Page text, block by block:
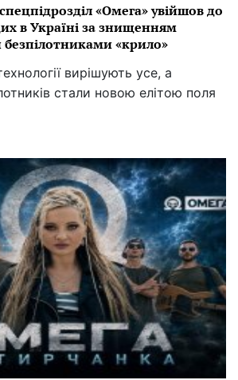
«Омега» увійшов до
в Україні за знищенням
безпілотниками «крило»
вирішують усе, а
стали новою елітою поля